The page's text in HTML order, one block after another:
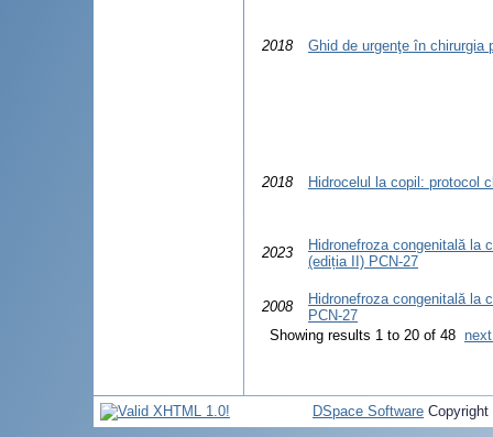
2018 Ghid de urgenţe în chirurgia
2018 Hidrocelul la copil: protocol
2023
Hidronefroza congenitală la
(ediția II) PCN-27
2008
Hidronefroza congenitală la
PCN-27
Showing results 1 to 20 of 48
DSpace Software